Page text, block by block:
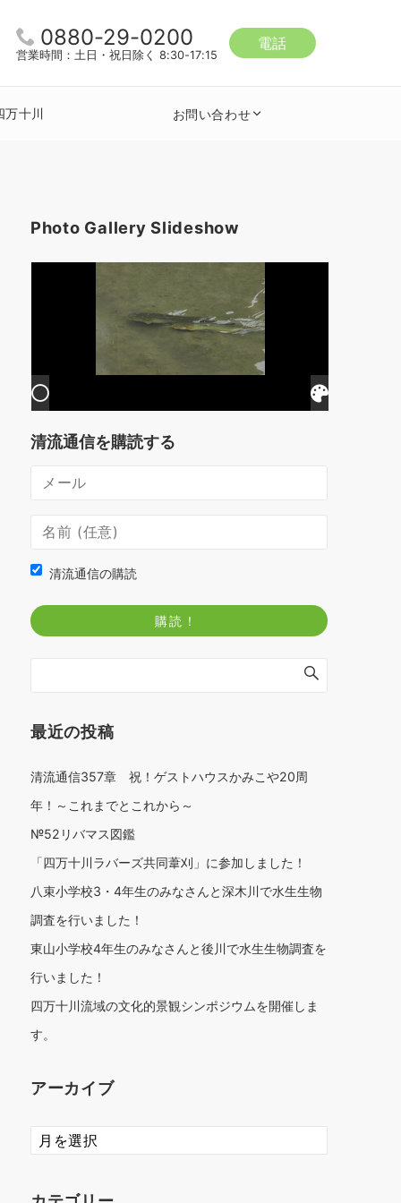
0880-29-0200
営業時間：土日・祝日除く 8:30-17:15
電話
万十川 お問い合わせ
Photo Gallery Slideshow
清流通信を購読する
清流通信の購読
最近の投稿
清流通信357章 祝！ゲストハウスかみこや20周
年！～これまでとこれから～
№52リバマス図鑑
「四万十川ラバーズ共同葦刈」に参加しました！
八束小学校3・4年生のみなさんと深木川で水生生物
調査を行いました！
東山小学校4年生のみなさんと後川で水生生物調査を
行いました！
四万十川流域の文化的景観シンポジウムを開催しま
す。
アーカイブ
ア
ー